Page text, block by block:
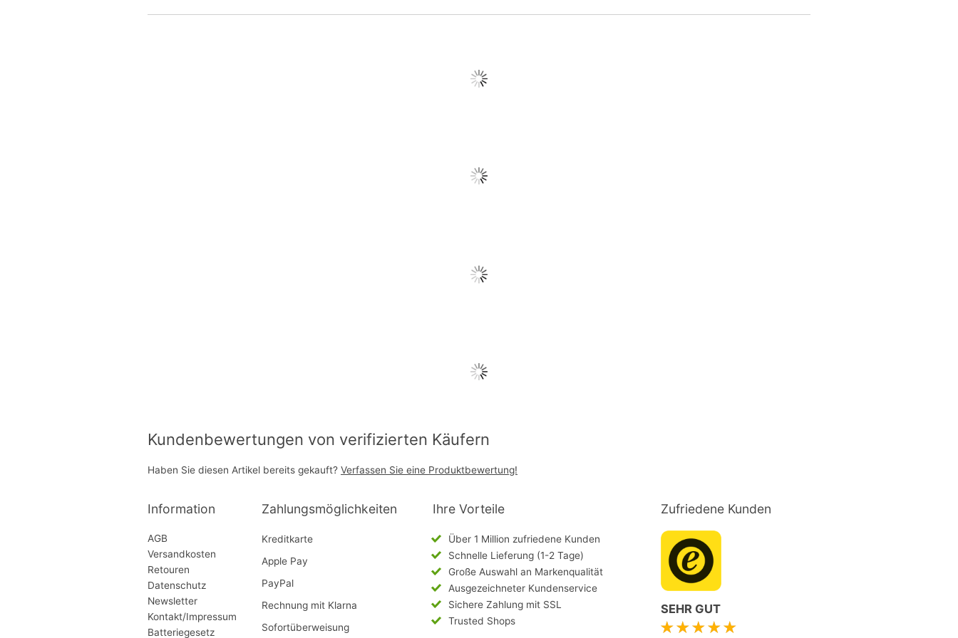
Kundenbewertungen von verifizierten Käufern
Haben Sie diesen Artikel bereits gekauft? Verfassen Sie eine Produktbewertung!
Information
AGB
Versandkosten
Retouren
Datenschutz
Newsletter
Kontakt/Impressum
Batteriegesetz
Zahlungsmöglichkeiten
Kreditkarte
Apple Pay
PayPal
Rechnung mit Klarna
Sofortüberweisung
Ihre Vorteile
Über 1 Million zufriedene Kunden
Schnelle Lieferung (1-2 Tage)
Große Auswahl an Markenqualität
Ausgezeichneter Kundenservice
Sichere Zahlung mit SSL
Trusted Shops
Zufriedene Kunden
SEHR GUT
★★★★★